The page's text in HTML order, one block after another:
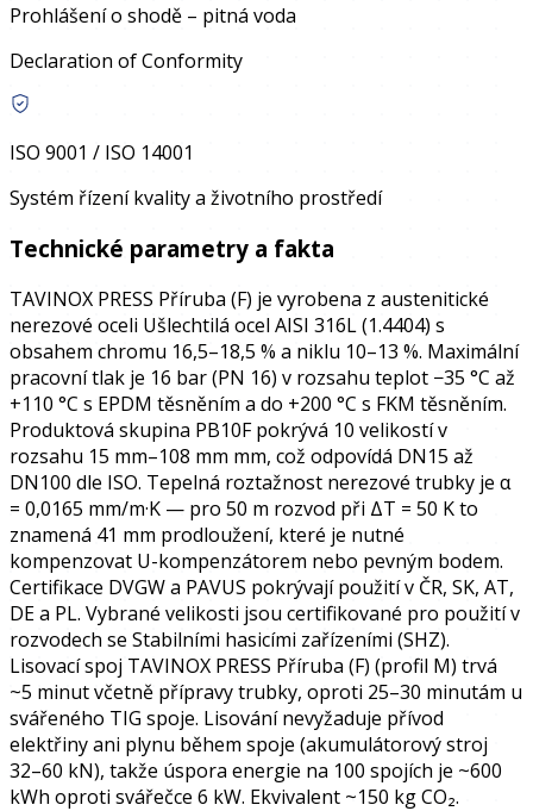
Prohlášení o shodě – pitná voda
Declaration of Conformity
ISO 9001 / ISO 14001
Systém řízení kvality a životního prostředí
Technické parametry a fakta
TAVINOX PRESS Příruba (F) je vyrobena z austenitické
nerezové oceli Ušlechtilá ocel AISI 316L (1.4404) s
obsahem chromu 16,5–18,5 % a niklu 10–13 %. Maximální
pracovní tlak je 16 bar (PN 16) v rozsahu teplot −35 °C až
+110 °C s EPDM těsněním a do +200 °C s FKM těsněním.
Produktová skupina PB10F pokrývá 10 velikostí v
rozsahu 15 mm–108 mm mm, což odpovídá DN15 až
DN100 dle ISO. Tepelná roztažnost nerezové trubky je α
= 0,0165 mm/m·K — pro 50 m rozvod při ΔT = 50 K to
znamená 41 mm prodloužení, které je nutné
kompenzovat U-kompenzátorem nebo pevným bodem.
Certifikace DVGW a PAVUS pokrývají použití v ČR, SK, AT,
DE a PL. Vybrané velikosti jsou certifikované pro použití v
rozvodech se Stabilními hasicími zařízeními (SHZ).
Lisovací spoj TAVINOX PRESS Příruba (F) (profil M) trvá
~5 minut včetně přípravy trubky, oproti 25–30 minutám u
svářeného TIG spoje. Lisování nevyžaduje přívod
elektřiny ani plynu během spoje (akumulátorový stroj
32–60 kN), takže úspora energie na 100 spojích je ~600
kWh oproti svářečce 6 kW. Ekvivalent ~150 kg CO₂.